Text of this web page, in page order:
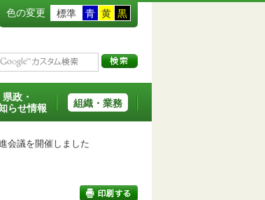
色の変更 標準 青 黄 黒
県政・
らせ情報
組織・業務
会議を開催しました